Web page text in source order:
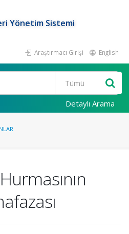
Yönetim Sistemi
Araştırmacı Girişi English
Detaylı Arama